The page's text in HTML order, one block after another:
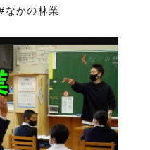
なかの林業